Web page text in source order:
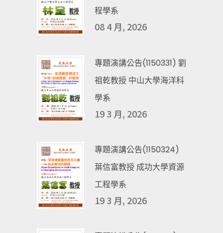
程學系
08 4 月, 2026
專題演講公告(1150331) 劉
祖乾教授 中山大學海洋科
學系
19 3 月, 2026
專題演講公告(1150324)
葉信富教授 成功大學資源
工程學系
19 3 月, 2026